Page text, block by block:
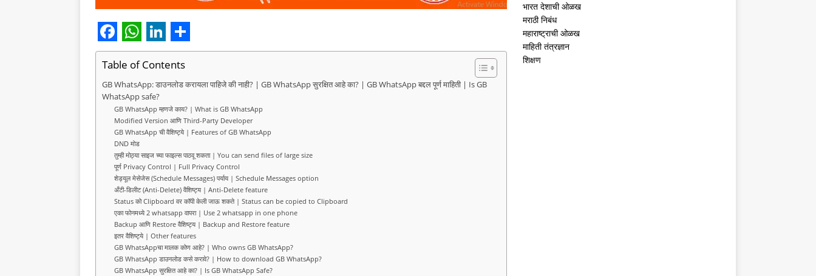
F
a
c
W
h
a
t
s
A
p
p
L
i
n
k
e
d
I
n
S
h
a
r
e
Table of Contents
GB WhatsApp: डाउनलोड करायला पाहिजे की नाही? | GB WhatsApp सुरक्षित आहे का? | GB WhatsApp बद्दल पूर्ण माहिती | Is GB
WhatsApp safe?
GB WhatsApp म्हणजे काय? | What is GB WhatsApp
Modified Version आणि Third-Party Developer
GB WhatsApp ची वैशिष्ट्ये | Features of GB WhatsApp
DND मोड
तुम्ही मोठ्या साइज च्या फाइल्स पाठवू शकता | You can send files of large size
पूर्ण Privacy Control | Full Privacy Control
शेड्यूल मेसेजेस (Schedule Messages) पर्याय | Schedule Messages option
अँटी-डिलीट (Anti-Delete) वैशिष्ट्य | Anti-Delete feature
Status को Clipboard वर कॉपी केली जाऊ शकते | Status can be copied to Clipboard
एका फोनमध्ये 2 whatsapp वापरा | Use 2 whatsapp in one phone
Backup आणि Restore वैशिष्ट्य | Backup and Restore feature
इतर वैशिष्ट्ये | Other features
GB WhatsAppचा मालक कोण आहे? | Who owns GB WhatsApp?
GB WhatsApp डाउनलोड कसे करावे? | How to download GB WhatsApp?
GB WhatsApp सुरक्षित आहे का? | Is GB WhatsApp Safe?
भारत देशाची ओळख
मराठी निबंध
महाराष्ट्राची ओळख
माहिती तंत्रज्ञान
शिक्षण